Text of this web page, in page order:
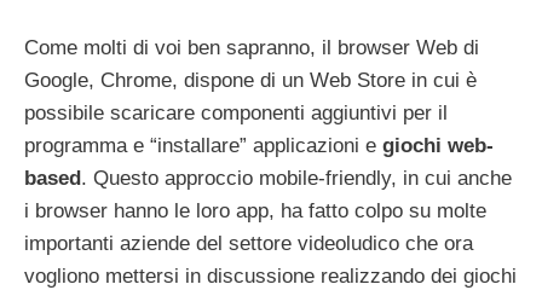
Come molti di voi ben sapranno, il browser Web di
Google, Chrome, dispone di un Web Store in cui è
possibile scaricare componenti aggiuntivi per il
programma e “installare” applicazioni e giochi web-
based . Questo approccio mobile-friendly, in cui anche
i browser hanno le loro app, ha fatto colpo su molte
importanti aziende del settore videoludico che ora
vogliono mettersi in discussione realizzando dei giochi